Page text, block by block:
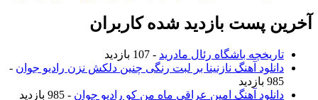
آخرین پست بازدید شده کاربران
تاریخچه باشگاه رئال مادرید - 107 بازدید
دانلود آهنگ نازنینا بر لبت رنگی چنین دلکش نزن رادیو جوان -
985 بازدید
دانلود آهنگ امین عراقی ماه من کو رادیو جوان - 985 بازدید